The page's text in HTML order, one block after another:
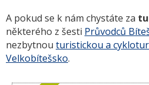
A pokud se k nám chystáte za
některého z šesti Průvodců
nezbytnou turistickou a
Velkobítešsko.